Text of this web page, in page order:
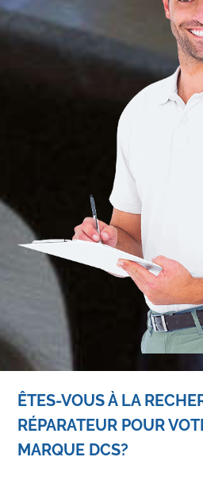
ÊTES-VOUS À LA
RÉPARATEUR POUR
MARQUE DCS?